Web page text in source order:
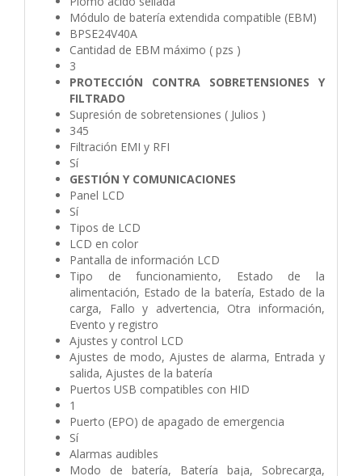
Módulo de batería extendida compatible (EBM)
BPSE24V40A
Cantidad de EBM máximo ( pzs )
3
PROTECCIÓN CONTRA SOBRETENSIONES Y
FILTRADO
Supresión de sobretensiones ( Julios )
345
Filtración EMI y RFI
Sí
GESTIÓN Y COMUNICACIONES
Panel LCD
Sí
Tipos de LCD
LCD en color
Pantalla de información LCD
Tipo de funcionamiento, Estado de la
alimentación, Estado de la batería, Estado de la
carga, Fallo y advertencia, Otra información,
Evento y registro
Ajustes y control LCD
Ajustes de modo, Ajustes de alarma, Entrada y
salida, Ajustes de la batería
Puertos USB compatibles con HID
1
Puerto (EPO) de apagado de emergencia
Sí
Alarmas audibles
Modo de batería, Batería baja, Sobrecarga,